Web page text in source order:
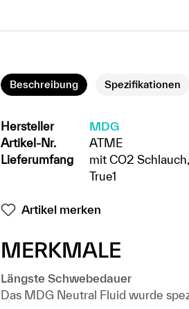
Beschreibung Spezifikationen
Hersteller
MDG
Artikel-Nr.
ATME
Lieferumfang
mit CO2
True1
Artikel merken
MERKMALE
Längste Schwebedauer
Das MDG Neutral Fluid wurde